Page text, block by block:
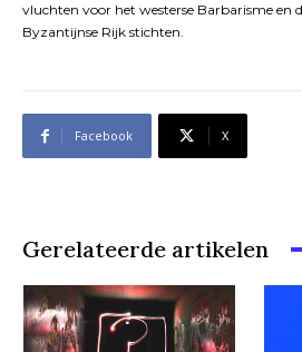
vluchten voor het westerse Barbarisme en
Byzantijnse Rijk stichten.
Facebook X
Gerelateerde artikelen